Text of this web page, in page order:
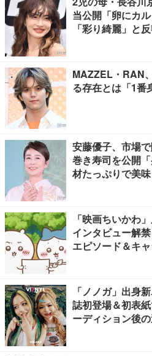
当公開「卵にカ
「彩り綺麗」と
MAZZEL・RAN
る存在とは「1番
安藤優子、市場
巻き寿司を公開
材たっぷりで美
「映画ちいかわ
インタビュー解
エピソード＆キ
「ノノガ」出身
誌初登場＆初表
ーディション後